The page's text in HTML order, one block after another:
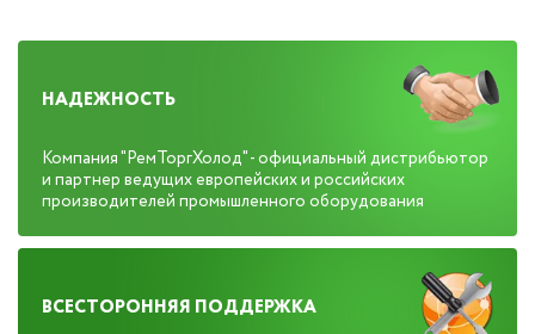
НАДЕЖНОСТЬ
Компания "РемТоргХолод" - официальный дистрибьютор
и партнер ведущих европейских и российских
производителей промышленного оборудования
ВСЕСТОРОННЯЯ ПОДДЕРЖКА